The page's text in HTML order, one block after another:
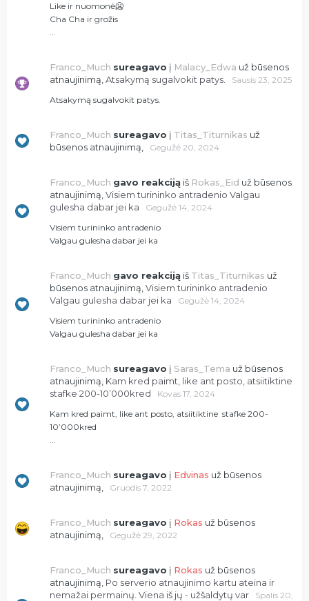
Like ir nuomonė🥶
Cha Cha ir grožis
...
Franco_Much sureagavo į Malacy_Edwa už būsenos
atnaujinimą, Atsakymą sugalvokit patys.
Sausis 23, 2025
Atsakymą sugalvokit patys.
Franco_Much sureagavo į Titas_Titurnikas už
būsenos atnaujinimą,
Gegužė 20, 2024
Franco_Much gavo reakciją iš Rokas_Eid už būsenos
atnaujinimą, Visiem turininko antradenio Valgau
gulesha dabar jei ka
Gegužė 14, 2024
Visiem turininko antradenio
Valgau gulesha dabar jei ka
Franco_Much gavo reakciją iš Titas_Titurnikas už
būsenos atnaujinimą, Visiem turininko antradenio
Valgau gulesha dabar jei ka
Gegužė 14, 2024
Visiem turininko antradenio
Valgau gulesha dabar jei ka
Franco_Much sureagavo į Saras_Tema už būsenos
atnaujinimą, Kam kred paimt, like ant posto, atsiitiktine
stafke 200-10’000kred
Kovas 17, 2024
Kam kred paimt, like ant posto, atsiitiktine stafke 200-
10’000kred
...
Franco_Much sureagavo į Edvinas už būsenos
atnaujinimą,
Gruodis 7, 2022
Franco_Much sureagavo į Rokas už būsenos
atnaujinimą,
Gegužė 29, 2022
Franco_Much sureagavo į Rokas už būsenos
atnaujinimą, Po serverio atnaujinimo kartu ateina ir
nemažai permainų. Viena iš jų - užšaldytų var
Spalis 20,